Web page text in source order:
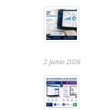
2 junio 2026